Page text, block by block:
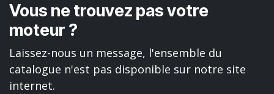
Vous ne trouvez pas votre
moteur ?
Laissez-nous un message, l'ensemble du
catalogue n'est pas disponible sur notre site
internet.